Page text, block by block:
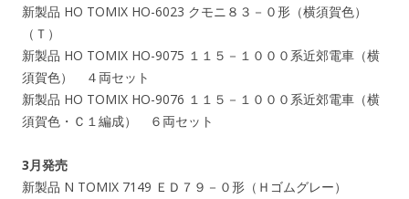
新製品 HO TOMIX HO-6023 クモニ８３－０形（横須賀色）
（Ｔ）
新製品 HO TOMIX HO-9075 １１５－１０００系近郊電車（横
須賀色） ４両セット
新製品 HO TOMIX HO-9076 １１５－１０００系近郊電車（横
須賀色・Ｃ１編成） ６両セット
3月発売
新製品 N TOMIX 7149 ＥＤ７９－０形（Ｈゴムグレー）